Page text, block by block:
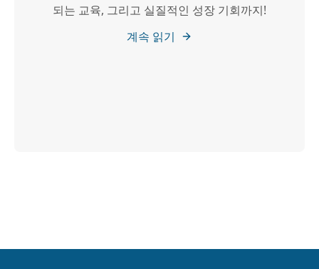
되는 교육, 그리고 실질적인 성장 기회까지!
계속 읽기